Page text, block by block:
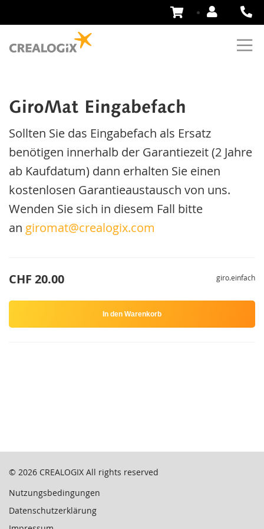
Zum
Inhalt
GiroMat Eingabefach
Sollten Sie das Eingabefach als Ersatz
benötigen innerhalb der Garantiezeit (2 Jahre
ab Kaufdatum) dann erhalten Sie einen
kostenlosen Garantieaustausch von uns.
Wenden Sie sich in diesem Fall bitte
an giromat@crealogix.com
CHF 20.00 giro.einfach
In den Warenkorb
© 2026 CREALOGIX All rights reserved
Nutzungsbedingungen
Datenschutzerklärung